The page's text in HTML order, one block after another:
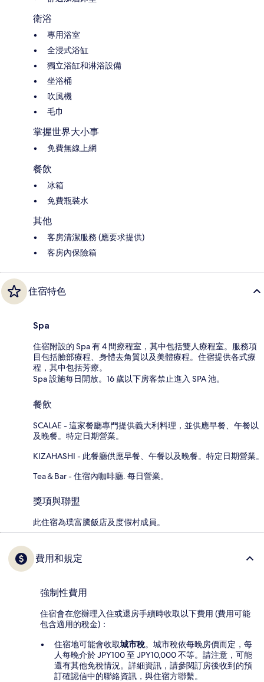
衛浴
專用浴室
全浸式浴缸
獨立浴缸和淋浴設備
坐浴桶
吹風機
毛巾
掌握世界大小事
免費無線上網
餐飲
冰箱
免費瓶裝水
其他
客房清潔服務 (應要求提供)
客房內保險箱
住宿特色
Spa
住宿附設的 Spa 有 4 間療程室，其中包括雙人療程室。服務項
目包括臉部療程、身體去角質以及美體療程。住宿提供各式療
程，其中包括芳療。
Spa 設施每日開放。16 歲以下房客禁止進入 SPA 池。
餐飲
SCALAE - 這家餐廳專門提供義大利料理，並供應早餐、午餐以
及晚餐。特定日期營業。
KIZAHASHI - 此餐廳供應早餐、午餐以及晚餐。特定日期營業。
Tea＆Bar - 住宿內咖啡廳. 每日營業。
獎項與聯盟
此住宿為璞富騰飯店及度假村成員。
費用和規定
強制性費用
住宿會在您辦理入住或退房手續時收取以下費用 (費用可能
包含適用的稅金)：
住宿地可能會收取城市稅。城市稅依每晚房價而定，每
人每晚介於 JPY100 至 JPY10,000 不等。請注意，可能
還有其他免稅情況。詳細資訊，請參閱訂房後收到的預
訂確認信中的聯絡資訊，與住宿方聯繫。